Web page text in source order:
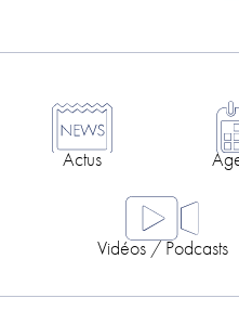
Actus
Vidéos / Podcasts